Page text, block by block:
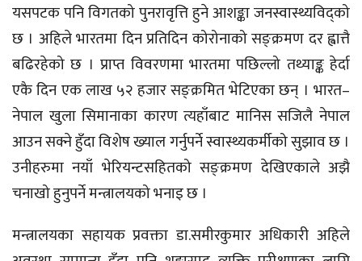
यसपटक पनि विगतको पुनरावृत्ति हुने आशङ्का जनस्वास्थ्यविद्को
छ । अहिले भारतमा दिन प्रतिदिन कोरोनाको सङ्क्रमण दर ह्वात्तै
बढिरहेको छ । प्राप्त विवरणमा भारतमा पछिल्लो तथ्याङ्क हेर्दा
एकै दिन एक लाख ५२ हजार सङ्क्रमित भेटिएका छन् । भारत–
नेपाल खुला सिमानाका कारण त्यहाँबाट मानिस सजिलै नेपाल
आउन सक्ने हुँदा विशेष ख्याल गर्नुपर्ने स्वास्थ्यकर्मीको सुझाव छ ।
उनीहरुमा नयाँ भेरियन्टसहितको सङ्क्रमण देखिएकाले अझै
चनाखो हुनुपर्ने मन्त्रालयको भनाइ छ ।
मन्त्रालयका सहायक प्रवक्ता डा.समीरकुमार अधिकारी अहिले